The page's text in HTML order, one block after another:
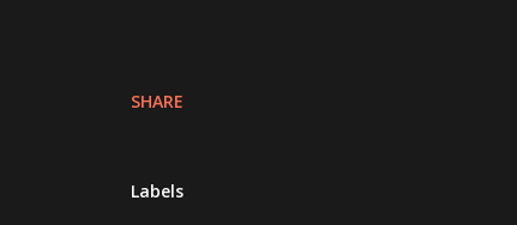
SHARE
Labels